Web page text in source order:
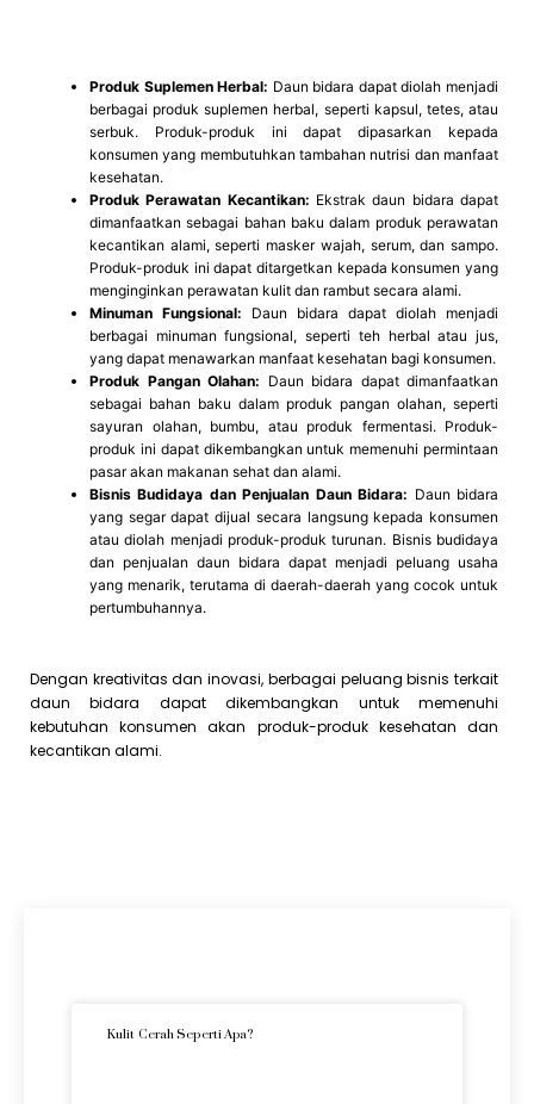
Produk Suplemen Herbal: Daun bidara dapat diolah menjadi
berbagai produk suplemen herbal, seperti kapsul, tetes, atau
serbuk. Produk-produk ini dapat dipasarkan kepada
konsumen yang membutuhkan tambahan nutrisi dan manfaat
kesehatan.
Produk Perawatan Kecantikan: Ekstrak daun bidara dapat
dimanfaatkan sebagai bahan baku dalam produk perawatan
kecantikan alami, seperti masker wajah, serum, dan sampo.
Produk-produk ini dapat ditargetkan kepada konsumen yang
menginginkan perawatan kulit dan rambut secara alami.
Minuman Fungsional: Daun bidara dapat diolah menjadi
berbagai minuman fungsional, seperti teh herbal atau jus,
yang dapat menawarkan manfaat kesehatan bagi konsumen.
Produk Pangan Olahan: Daun bidara dapat dimanfaatkan
sebagai bahan baku dalam produk pangan olahan, seperti
sayuran olahan, bumbu, atau produk fermentasi. Produk-
produk ini dapat dikembangkan untuk memenuhi permintaan
pasar akan makanan sehat dan alami.
Bisnis Budidaya dan Penjualan Daun Bidara: Daun bidara
yang segar dapat dijual secara langsung kepada konsumen
atau diolah menjadi produk-produk turunan. Bisnis budidaya
dan penjualan daun bidara dapat menjadi peluang usaha
yang menarik, terutama di daerah-daerah yang cocok untuk
pertumbuhannya.
Dengan kreativitas dan inovasi, berbagai peluang bisnis terkait
daun bidara dapat dikembangkan untuk memenuhi
kebutuhan konsumen akan produk-produk kesehatan dan
kecantikan alami.
Kulit Cerah Seperti Apa?